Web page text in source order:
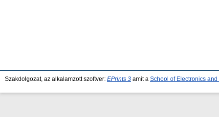
Szakdolgozat, az alkalamzott szoftver: EPrints 3 amit a School of Electronics